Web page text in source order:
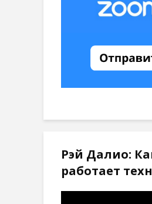
Рэй Далио:
работает